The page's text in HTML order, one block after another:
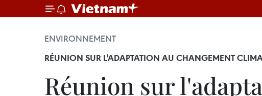
ENVIRONNEMENT
RÉUNION SUR L'ADAPTATION AU CHANGEMENT
Réunion sur